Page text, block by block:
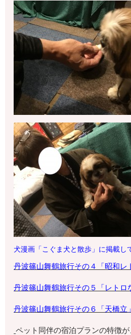
犬漫画「こぐま犬と散歩」 に掲載し
丹波篠山舞鶴旅行その４「昭和レ
丹波篠山舞鶴旅行その５「レトロ
丹波篠山舞鶴旅行その６「天橋立」
ペット同伴の宿泊プランの特徴